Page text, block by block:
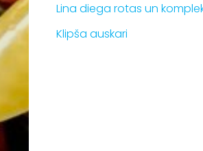
Lina diega rotas un
Klipša auskari